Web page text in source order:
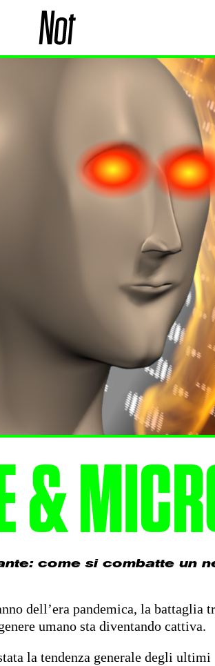
&
come si combatte un
dell’era pandemica, la battaglia
umano sta diventando cattiva.
la tendenza generale degli ultimi